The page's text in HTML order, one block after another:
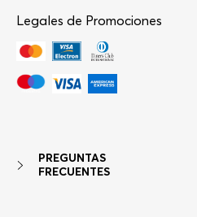
Legales de Promociones
PREGUNTAS
FRECUENTES